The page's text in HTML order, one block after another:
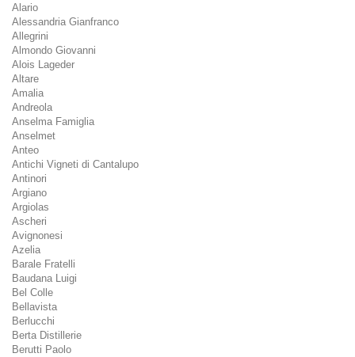
Alario
Alessandria Gianfranco
Allegrini
Almondo Giovanni
Alois Lageder
Altare
Amalia
Andreola
Anselma Famiglia
Anselmet
Anteo
Antichi Vigneti di Cantalupo
Antinori
Argiano
Argiolas
Ascheri
Avignonesi
Azelia
Barale Fratelli
Baudana Luigi
Bel Colle
Bellavista
Berlucchi
Berta Distillerie
Berutti Paolo